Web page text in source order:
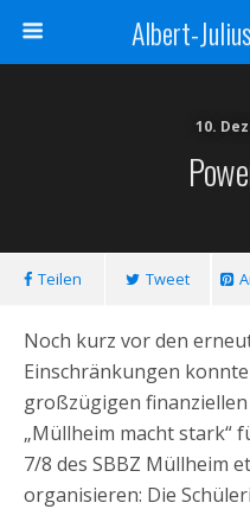
Albert-
10.
Teilen Tweet
Noch kurz vor den
Einschränkungen
großzügigen
„Müllheim macht stark“
7/8 des SBBZ Müllheim
organisieren: Die